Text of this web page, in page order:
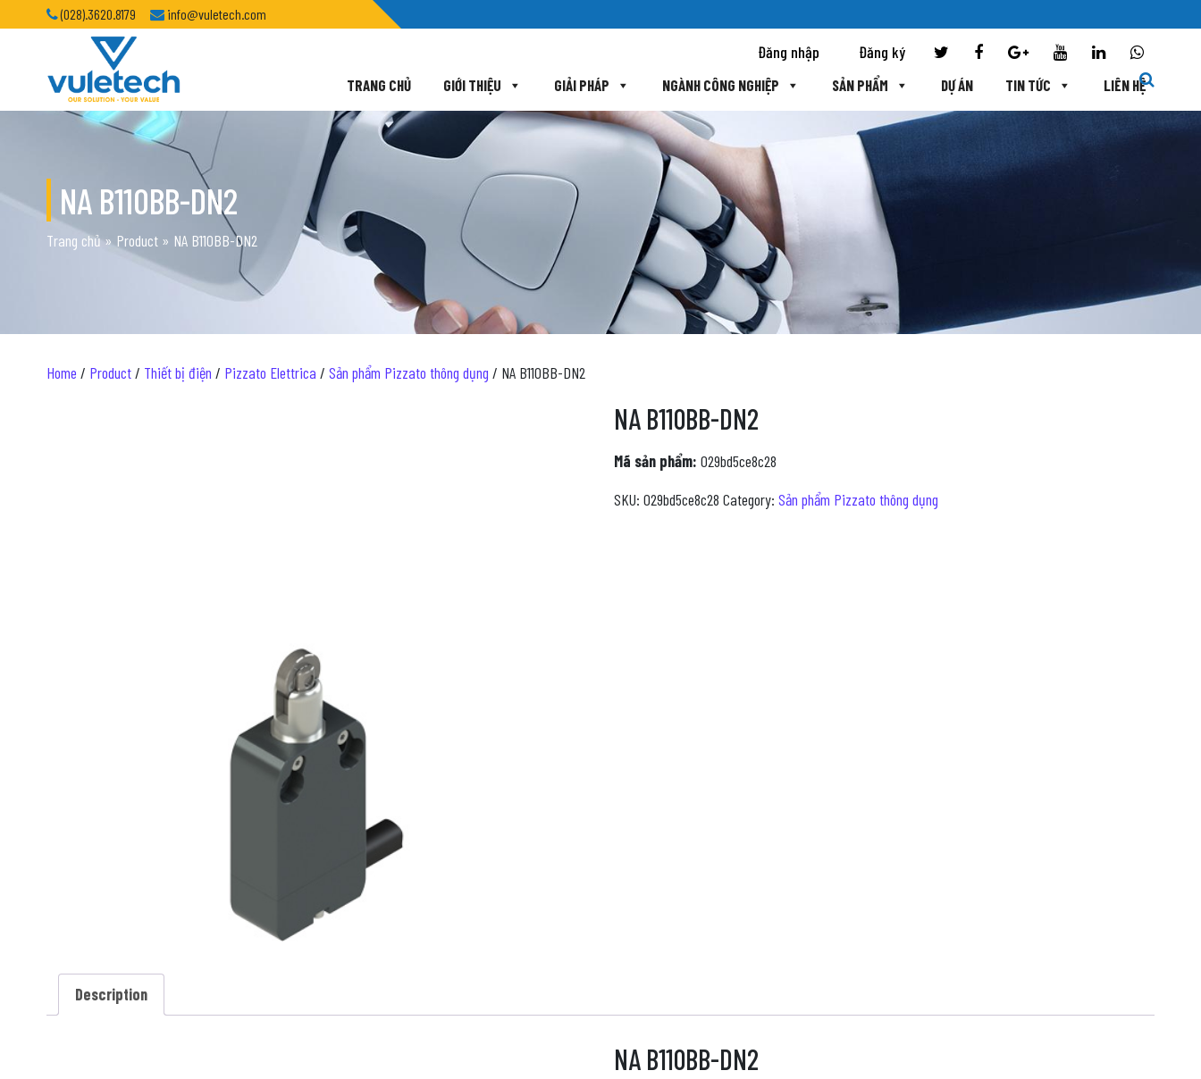
(028).3620.8179 info@vuletech.com
Đăng nhập Đăng ký
TRANG CHỦ GIỚI THIỆU GIẢI PHÁP NGÀNH CÔNG NGHIỆP SẢN PHẨM DỰ ÁN TIN TỨC LIÊN HỆ
NA B110BB-DN2
Trang chủ» Product » NA B110BB-DN2
Home / Product/ Thiết bị điện / Pizzato Elettrica / Sản phẩm Pizzato thông dụng / NA B110BB-DN2
NA B110BB-DN2
Mã sản phẩm: 029bd5ce8c28
SKU: 029bd5ce8c28 Category: Sản phẩm Pizzato thông dụng
Description
NA B110BB-DN2